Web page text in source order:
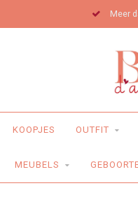
Meer
KOOPJES OUTFIT
MEUBELS